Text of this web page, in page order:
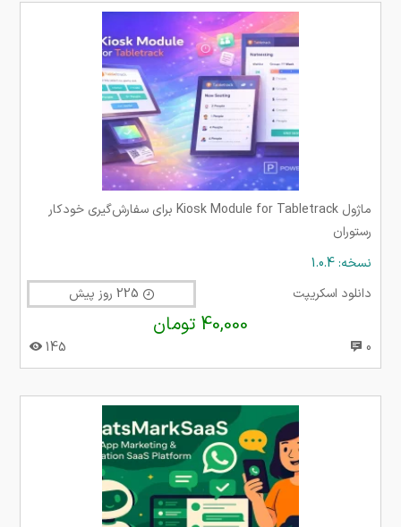
ماژول Kiosk Module for Tabletrack برای سفارش‌گیری خودکار
رستوران
نسخه: 1.0.4
دانلود اسکریپت
40,000 تومان
0
145